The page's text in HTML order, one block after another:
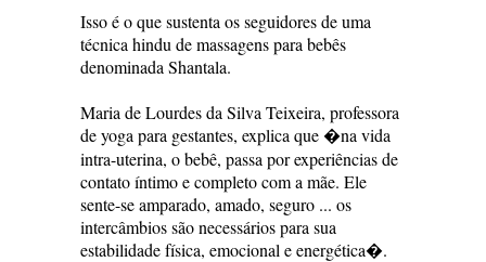
Isso é o que sustenta os seguidores de uma
técnica hindu de massagens para bebês
denominada Shantala.
Maria de Lourdes da Silva Teixeira, professora
de yoga para gestantes, explica que �na vida
intra-uterina, o bebê, passa por experiências de
contato íntimo e completo com a mãe. Ele
sente-se amparado, amado, seguro ... os
intercâmbios são necessários para sua
estabilidade física, emocional e energética�.